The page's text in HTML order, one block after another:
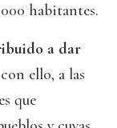
habitantes.
a dar
ello, a las
que